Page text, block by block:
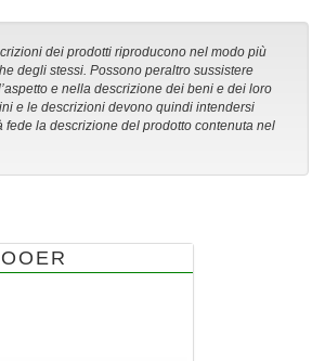
dei prodotti riproducono nel modo più
degli stessi. Possono peraltro sussistere
e nella descrizione dei beni e dei loro
e le descrizioni devono quindi intendersi
fede la descrizione del prodotto contenuta nel